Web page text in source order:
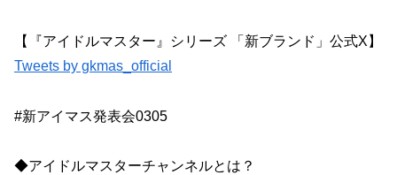
【『アイドルマスター』シリーズ 「新ブランド」公式X】
Tweets by gkmas_official
#新アイマス発表会0305
◆アイドルマスターチャンネルとは？